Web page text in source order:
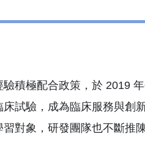
積極配合政策，於 2019
試驗，成為臨床服務與創
對象，研發團隊也不斷推